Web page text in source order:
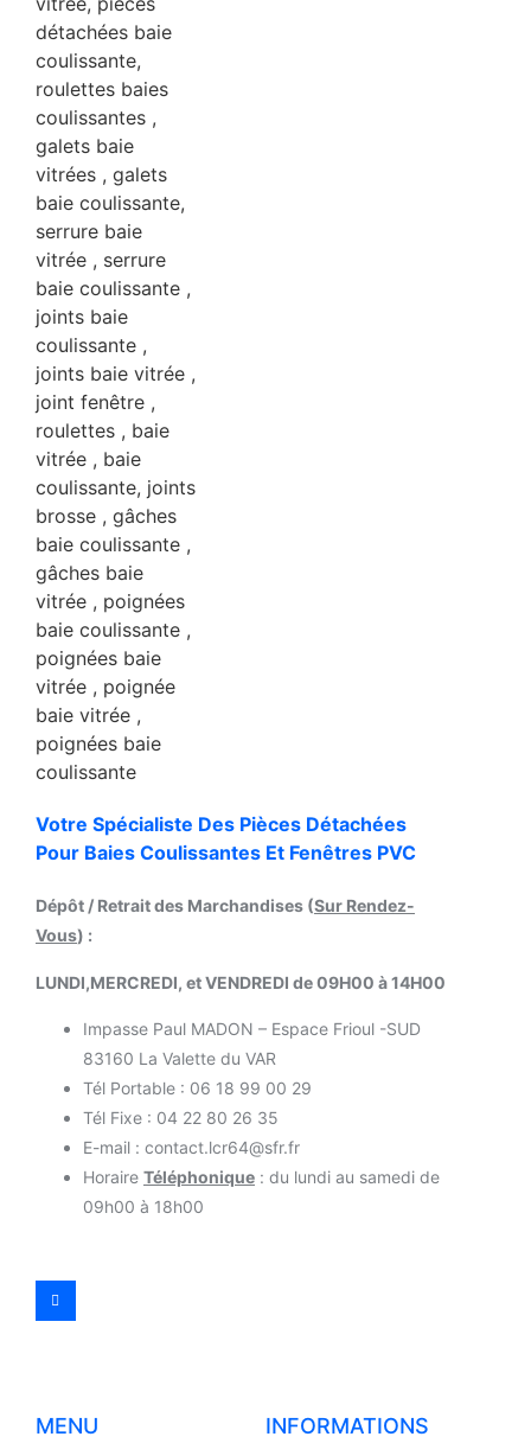
Votre Spécialiste Des Pièces Détachées
Pour Baies Coulissantes Et Fenêtres PVC
Dépôt / Retrait des Marchandises (Sur Rendez-
Vous) :
LUNDI,MERCREDI, et VENDREDI de 09H00 à 14H00
Impasse Paul MADON – Espace Frioul -SUD
83160 La Valette du VAR
Tél Portable : 06 18 99 00 29
Tél Fixe : 04 22 80 26 35
E-mail : contact.lcr64@sfr.fr
Horaire Téléphonique : du lundi au samedi de
09h00 à 18h00
MENU INFORMATIONS